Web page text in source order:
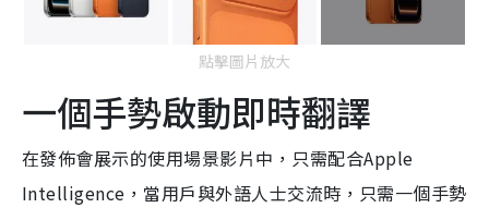
點擊圖片放大
一個手勢啟動即時翻譯
在發佈會展示的使用場景影片中，只需配合Apple
Intelligence，當用戶與外語人士交流時，只需一個手勢